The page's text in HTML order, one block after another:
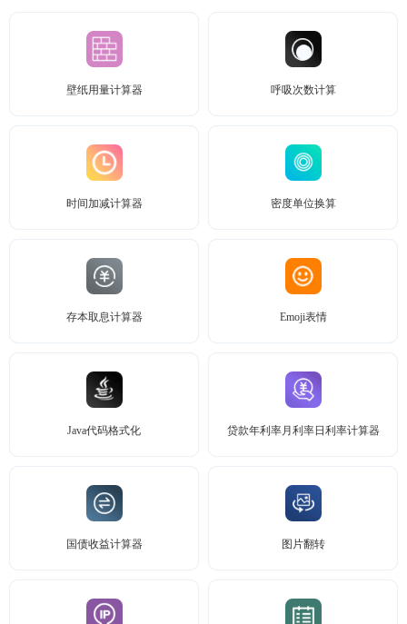
壁纸用量计算器 呼吸次数计算
时间加减计算器 密度单位换算
存本取息计算器 Emoji表情
Java代码格式化 贷款年利率月利率日利率计算器
国债收益计算器 图片翻转